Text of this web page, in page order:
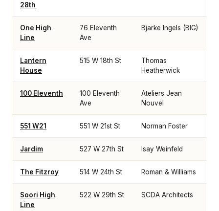
28th
One High
Line
76 Eleventh
Ave
Bjarke Ingels (BIG)
Lantern
House
515 W 18th St
Thomas
Heatherwick
100 Eleventh
100 Eleventh
Ave
Ateliers Jean
Nouvel
551 W21 551 W 21st St Norman Foster
Jardim 527 W 27th St Isay Weinfeld
The Fitzroy 514 W 24th St Roman & Williams
Soori High
Line
522 W 29th St SCDA Architects